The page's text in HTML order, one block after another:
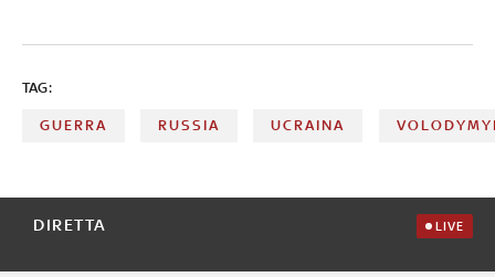
TAG:
GUERRA RUSSIA UCRAINA
DIRETTA LIVE